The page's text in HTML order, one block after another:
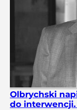
Olbrychski
do interwencji.